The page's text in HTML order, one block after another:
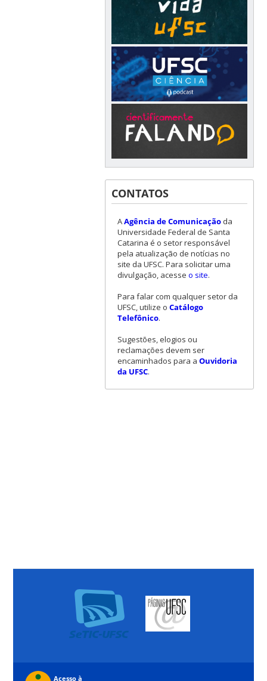
CONTATOS
AAgência de Comunicaçãoda
Universidade Federal de Santa
Catarina é o setor responsável
pela atualização de notícias no
site da UFSC. Para solicitar uma
divulgação, acesse o site.
Para falar com qualquer setor da
UFSC, utilize o Catálogo
Telefônico.
Sugestões, elogios ou
reclamações devem ser
encaminhados para a Ouvidoria
da UFSC.